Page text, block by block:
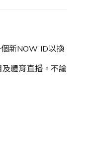
新NOW ID以換
體育直播。不論